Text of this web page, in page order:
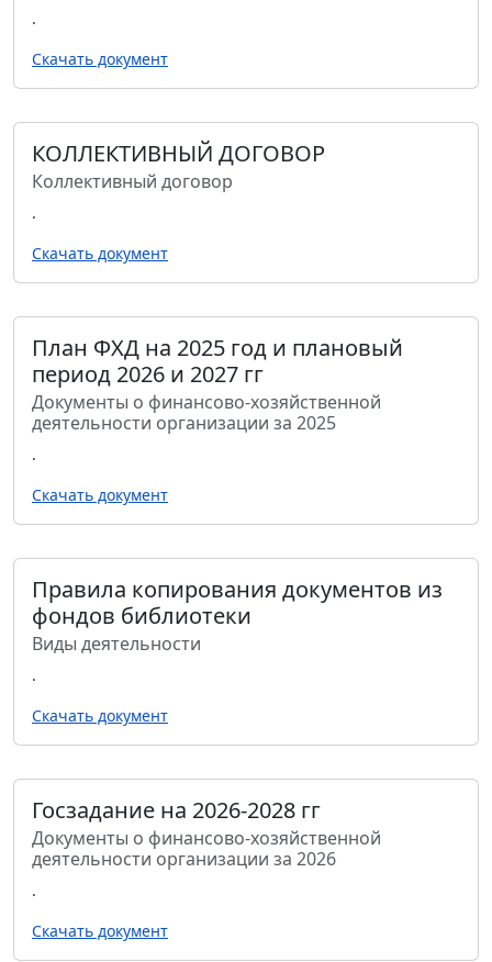
.
Скачать документ
КОЛЛЕКТИВНЫЙ ДОГОВОР
Коллективный договор
.
Скачать документ
План ФХД на 2025 год и плановый
период 2026 и 2027 гг
Документы о финансово-хозяйственной
деятельности организации за 2025
.
Скачать документ
Правила копирования документов из
фондов библиотеки
Виды деятельности
.
Скачать документ
Госзадание на 2026-2028 гг
Документы о финансово-хозяйственной
деятельности организации за 2026
.
Скачать документ